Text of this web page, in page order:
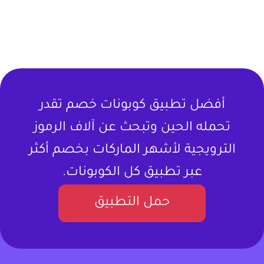
أفضل تطبيق كوبونات خصم تقدر
تحمله الحين وتبحث عن آلاف الرموز
الترويجية لأشهر الماركات بخصم أكثر
عبر تطبيق كل الكوبونات.
حمل التطبيق